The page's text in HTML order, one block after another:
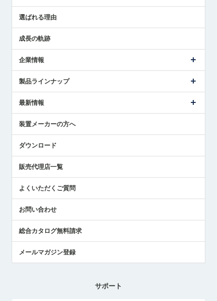
解決策提案
選ばれる理由
成長の軌跡
企業情報
ごあいさつ
受賞履歴
採用情報
国/地域/言語
製品ラインナップ
ツールセッタ製品
エアマイクロセンサ製品
最新情報
メトロールの技術
社員ブログ
中小企業のBCP地震対策
センサのテクニカルガイド
社長ブログ
装置メーカーの方へ
ダウンロード
販売代理店一覧
よくいただくご質問
お問い合わせ
総合カタログ無料請求
メールマガジン登録
サポート